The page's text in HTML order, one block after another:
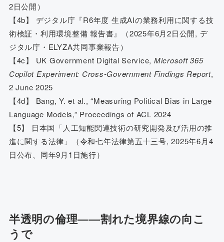
2日公開）
【4b】 デジタル庁『R6年度 生成AIの業務利用に関する技
術検証・利用環境整備 報告書』（2025年6月2日公開, デ
ジタル庁・ELYZA共同事業報告）
【4c】 UK Government Digital Service, Microsoft 365
Copilot Experiment: Cross-Government Findings Report,
2 June 2025
【4d】 Bang, Y. et al., “Measuring Political Bias in Large
Language Models,” Proceedings of ACL 2024
【5】 日本国「人工知能関連技術の研究開発及び活用の推
進に関する法律」（令和七年法律第五十三号, 2025年6月4
日公布、同年9月1日施行）
半透明の倫理――割れた境界線の向こ
うで